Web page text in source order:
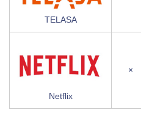
TELASA
Netflix
×